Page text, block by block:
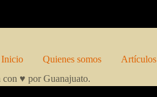
Inicio Quienes somos Artículos
con ♥ por Guanajuato.